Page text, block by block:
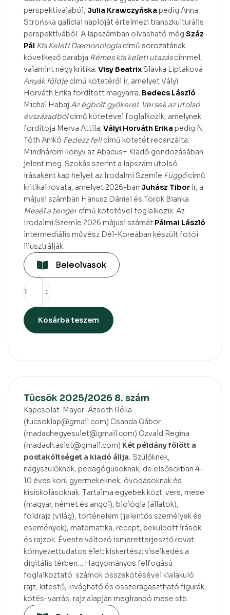
perspektívájából, Julia Krawczyńska pedig Anna
Strońska galíciai naplóját értelmezi transzkulturális
perspektívából. A lapszámban olvasható még Száz
Pál Kis Keleti Dæmonologia című sorozatának
következő darabja Rémes kis keleti utazáscímmel,
valamint négy kritika. Visy Beatrix Slavka Liptáková
Anyák földje című kötetéről ír, amelyet Vályi
Horváth Erika fordított magyarra; Bedecs László
Michal Habaj Az égbolt gyökerei. Versek az utolsó
évszázadbólcímű kötetével foglalkozik, amelynek
fordítója Merva Attila; Vályi Horváth Erika pedig N.
Tóth Anikó Fedezz fel!című kötetét recenzálta.
Mindhárom könyv az Abacus+ Kiadó gondozásában
jelent meg. Szokás szerint a lapszám utolsó
írásaként kap helyet az Irodalmi Szemle Függőcímű
kritikai rovata, amelyet 2026-ban Juhász Tiborír, a
májusi számban Hanusz Dániel és Török Bianka
Mesél a tengercímű kötetével foglalkozik. Az
Irodalmi Szemle 2026 májusi számát Pálmai László
intermediális művész Dél-Koreában készült fotói
illusztrálják.
Beleolvasok
Kosárba teszem
Tücsök 2025/2026 8. szám
Kapcsolat: Mayer-Ázsoth Réka
(tucsoklap@gmail.com) Csanda Gábor
(madachegyesulet@gmail.com) Ozvald Regina
(madach.asist@gmail.com) Két példány fölött a
postaköltséget a kiadó állja. Szülőknek,
nagyszülőknek, pedagógusoknak, de elsősorban 4–
10 éves korú gyermekeknek, óvodásoknak és
kisiskolásoknak. Tartalma egyebek közt: vers, mese
(magyar, német és angol), biológia (állatok),
földrajz (világ), történelem (jelentős személyek és
események), matematika, recept, beküldött írások
és rajzok. Évente változó ismeretterjesztő rovat:
környezettudatos élet; kiskertész; viselkedés a
digitális térben… Hagyományos felfogású
foglalkoztató: számok összekötésével kialakuló
rajz, kifestő, kivágható és összeragasztható figurák,
kötés-varrás, rajz alapján megírandó mese stb.